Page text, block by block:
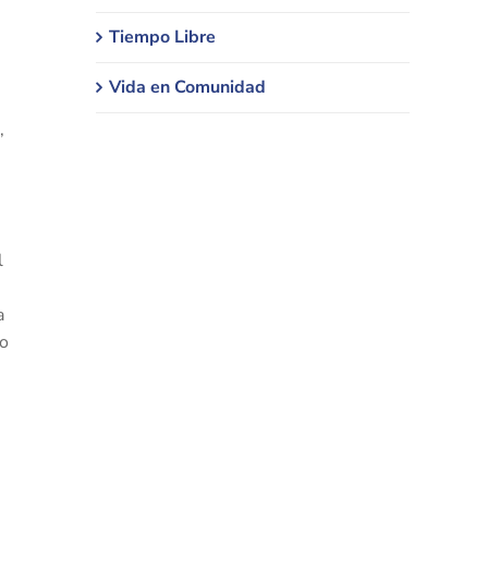
Tiempo Libre
Vida en Comunidad